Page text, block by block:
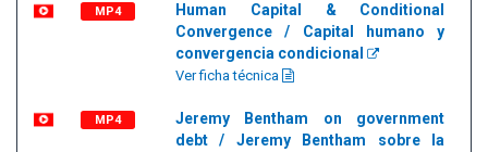
MP4
Human Capital & Conditional
Convergence / Capital humano y
convergencia condicional
Ver ficha técnica
MP4
Jeremy Bentham on government
debt / Jeremy Bentham sobre la